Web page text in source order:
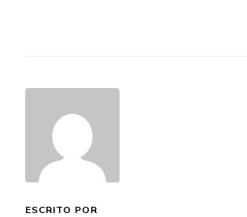
ESCRITO POR